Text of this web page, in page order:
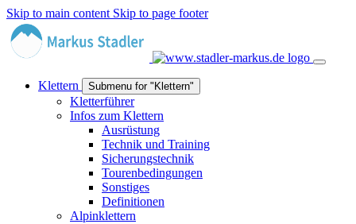
Skip to main content Skip to page footer
Klettern Submenu for "Klettern"
Kletterführer
Infos zum Klettern
Ausrüstung
Technik und Training
Sicherungstechnik
Tourenbedingungen
Sonstiges
Definitionen
Alpinklettern